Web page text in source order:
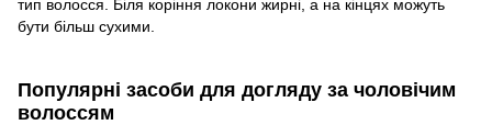
тип волосся. Біля коріння локони жирні, а на кінцях можуть
бути більш сухими.
Популярні засоби для догляду за чоловічим
волоссям